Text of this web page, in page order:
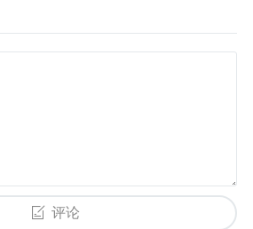
text="浏览",
text="选择输出目录",
= tk.Entry(root,
评论